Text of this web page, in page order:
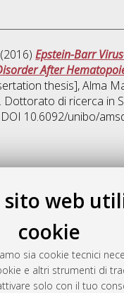
sito web
cookie
sia cookie tecnici
e altri strumenti di
solo con il tuo
(2016)Epstein-Barr
After
thesis], Alma
Dottorato di ricerca in
DOI 10.6092/unibo/
Human congenital
and pathogenesis of
thesis], Alma Mater
Dottorato di ricerca in
, 32 Ciclo. DOI
9138.